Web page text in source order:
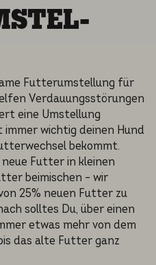
Futterumstellung für
Verdauungsstörungen
eine Umstellung
wichtig deinen Hund
bekommt.
Futter in kleinen
beimischen – wir
25% neuen Futter zu
solltes Du, über einen
etwas mehr von dem
das alte Futter ganz